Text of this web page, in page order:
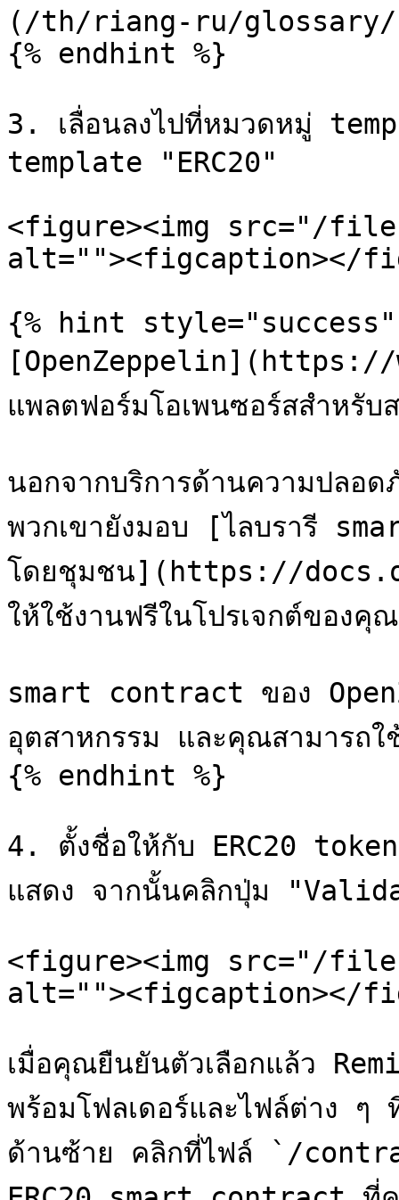
(/th/riang-ru/glossary/
{% endhint %}
3. เลื่อนลงไปที่หมวดหมู่
template "ERC20"
<figure><img src="/
alt=""><figcaption></
{% hint style="success"
[OpenZeppelin](https://
แพลตฟอร์มโอเพนซอร์สสำหรั
นอกจากบริการด้านความปลอด
พวกเขายังมอบ [ไลบรารี
โดยชุมชน](https://
ให้ใช้งานฟรีในโปรเจกต์ของคุณ
smart contract ของ
อุตสาหกรรม และคุณสามารถใ
{% endhint %}
4. ตั้งชื่อให้กับ ERC20
แสดง จากนั้นคลิกปุ่ม
<figure><img src="/
alt=""><figcaption></
เมื่อคุณยืนยันตัวเลือกแล้ว
พร้อมโฟลเดอร์และไฟล์ต่าง
ด้านซ้าย คลิกที่ไฟล์ `/